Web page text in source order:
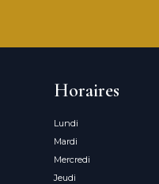
Horaires
Lundi
Mardi
Mercredi
Jeudi